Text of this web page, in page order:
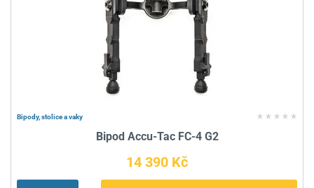
Bipody, stolice a vaky
Bipod Accu-Tac FC-4 G2
14 390 Kč